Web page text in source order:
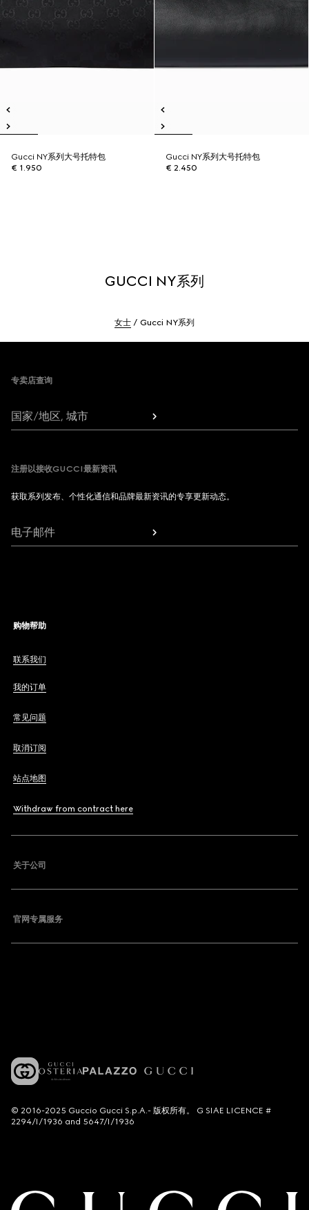
Gucci NY系列大号托特包
€ 1.950
Gucci NY系列大号托特包
€ 2.450
GUCCI NY系列
女士 Gucci NY系列
专卖店查询
国家/地区, 城市
注册以接收GUCCI最新资讯
获取系列发布、个性化通信和品牌最新资讯的专享更新动态。
电子邮件
购物帮助
联系我们
我的订单
常见问题
取消订阅
站点地图
Withdraw from contract here
关于公司
官网专属服务
© 2016-2025 Guccio Gucci S.p.A.- 版权所有。 G SIAE LICENCE #
2294/I/1936 and 5647/I/1936